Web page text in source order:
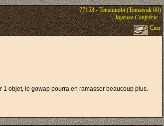
77153 - Tenshinobi (Tomawak 60)
-Joyeuse Confrérie-
Citer
objet, le gowap pourra en ramasser beaucoup plus.